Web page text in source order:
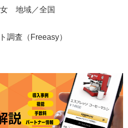
女 地域／全国
調査（Freeasy）